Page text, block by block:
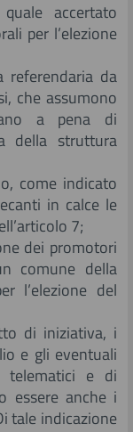
accertato
per l’elezione
da
che assumono
a pena di
della struttura
come indicato
in calce le
7;
dei promotori
comune della
l’elezione del
di iniziativa, i
e gli eventuali
telematici e di
essere anche i
tale indicazione